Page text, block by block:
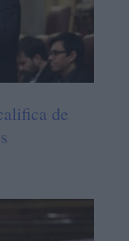
de